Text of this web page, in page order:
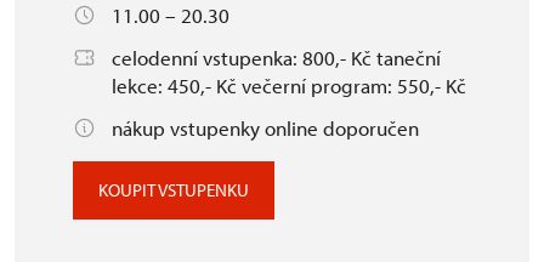
11.00 – 20.30
celodenní vstupenka: 800,- Kč taneční
lekce: 450,- Kč večerní program: 550,- Kč
nákup vstupenky online doporučen
KOUPIT VSTUPENKU